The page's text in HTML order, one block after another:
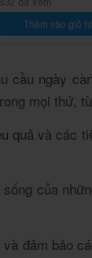
Thêm vào giỏ
ngày
mọi thứ,
quả và các
của
đảm bảo